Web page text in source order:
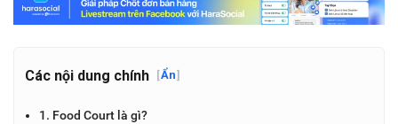
Các nội dung chính [Ẩn]
1. Food Court là gì?